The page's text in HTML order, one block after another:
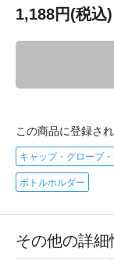
1,188円(税込)
この商品に登録さ
キャップ・グローブ・
ボトルホルダー
その他の詳細